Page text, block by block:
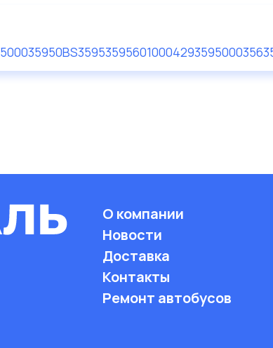
500035950BS359535956010004293595
О компании
Новости
Доставка
Контакты
Ремонт автобусов